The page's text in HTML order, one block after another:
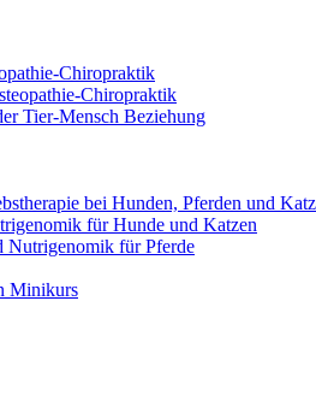
Chiropraktik
Chiropraktik
Tier-Mensch Beziehung
bei Hunden, Pferden und
für Hunde und Katzen
Nutrigenomik für Pferde
Minikurs